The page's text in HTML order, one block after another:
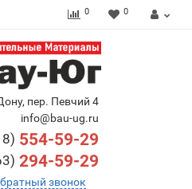
0 0
пер. Певчий 4
info@bau-ug.ru
554-59-29
294-59-29
звонок